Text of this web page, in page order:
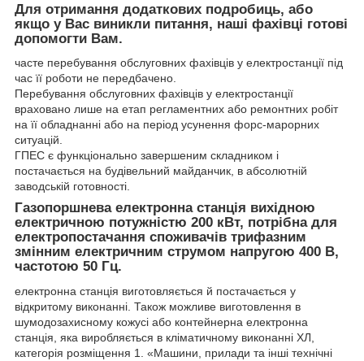
Для отримання додаткових подробиць, або
якщо у Вас виникли питання, наші фахівці готові
допомогти Вам.
часте перебування обслуговних фахівців у електростанції під
час її роботи не передбачено.
Перебування обслуговних фахівців у електростанції
враховано лише на етап регламентних або ремонтних робіт
на її обладнанні або на період усунення форс-марорних
ситуацій.
ГПЕС є функціонально завершеним складником і
постачається на будівельний майданчик, в абсолютній
заводській готовності.
Газопоршнева електронна станція вихідною
електричною потужністю 200 кВт, потрібна для
електропостачання споживачів трифазним
змінним електричним струмом напругою 400 В,
частотою 50 Гц.
електронна станція виготовляється й постачається у
відкритому виконанні. Також можливе виготовлення в
шумодозахисному кожусі або контейнерна електронна
станція, яка виробляється в кліматичному виконанні ХЛ,
категорія розміщення 1. «Машини, прилади та інші технічні